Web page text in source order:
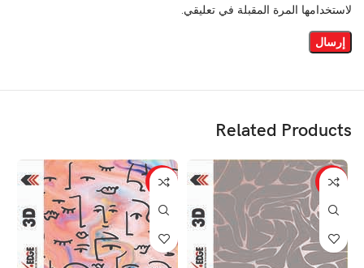
لاستخدامها المرة المقبلة في تعليقي.
Related Products
-14%
-14%